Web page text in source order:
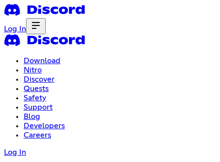
Log In
Download
Nitro
Discover
Quests
Safety
Support
Blog
Developers
Careers
Log In